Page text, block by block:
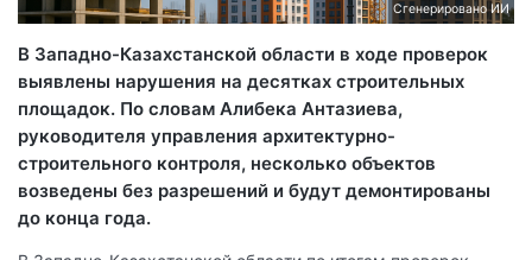
Сгенерировано ИИ
В Западно-Казахстанской области в ходе проверок
выявлены нарушения на десятках строительных
площадок. По словам Алибека Антазиева,
руководителя управления архитектурно-
строительного контроля, несколько объектов
возведены без разрешений и будут демонтированы
до конца года.